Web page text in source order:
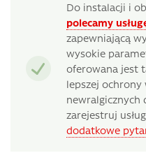
Do instalacji i
polecamy
zapewniającą
wysokie
oferowana jest
lepszej
newralgicznych
zarejestruj
dodatkowe